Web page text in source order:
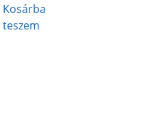
Kosárba
teszem